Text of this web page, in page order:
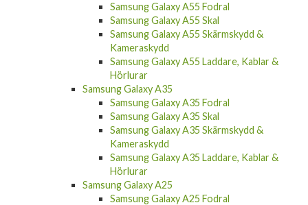
Samsung Galaxy A55 Fodral
Samsung Galaxy A55 Skal
Samsung Galaxy A55 Skärmskydd &
Kameraskydd
Samsung Galaxy A55 Laddare, Kablar &
Hörlurar
Samsung Galaxy A35
Samsung Galaxy A35 Fodral
Samsung Galaxy A35 Skal
Samsung Galaxy A35 Skärmskydd &
Kameraskydd
Samsung Galaxy A35 Laddare, Kablar &
Hörlurar
Samsung Galaxy A25
Samsung Galaxy A25 Fodral